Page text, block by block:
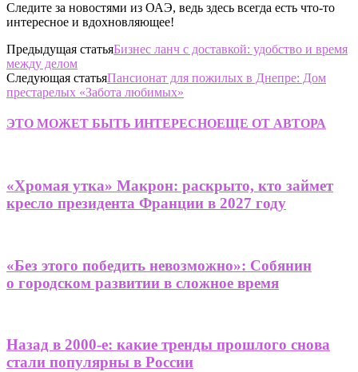
Следите за новостями из ОАЭ, ведь здесь всегда есть что-то
интересное и вдохновляющее!
Предыдущая статьяБизнес ланч с доставкой: удобство и время
между делом
Следующая статьяПансионат для пожилых в Днепре: Дом
престарелых «Забота любимых»
ЭТО МОЖЕТ БЫТЬ ИНТЕРЕСНОЕЩЕ ОТ АВТОРА
«Хромая утка» Макрон: раскрыто, кто займет
кресло президента Франции в 2027 году
«Без этого победить невозможно»: Собянин
о городском развитии в сложное время
Назад в 2000-е: какие тренды прошлого снова
стали популярны в России